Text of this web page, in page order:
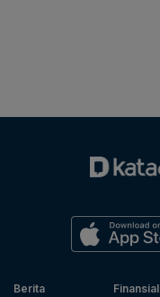
Berita
Finansial